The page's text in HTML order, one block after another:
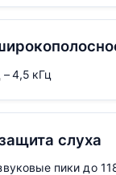
4,5 кГц
слуха
пики до